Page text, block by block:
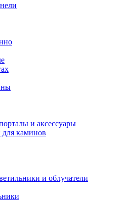
и аксессуары
для каминов
и облучатели